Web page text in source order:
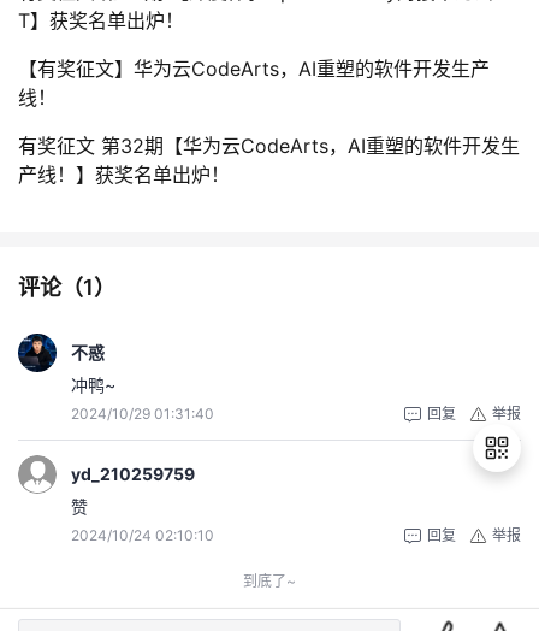
T】获奖名单出炉！
【有奖征文】华为云CodeArts，AI重塑的软件开发生产
线！
有奖征文 第32期【华为云CodeArts，AI重塑的软件开发生
产线！】获奖名单出炉！
评论（1）
不惑
冲鸭~
2024/10/29 01:31:40 举报
回复
yd_210259759
赞
2024/10/24 02:10:10 举报
回复
到底了~